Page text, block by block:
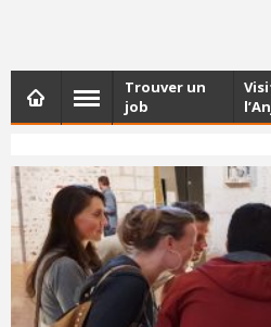
Trouver un
job